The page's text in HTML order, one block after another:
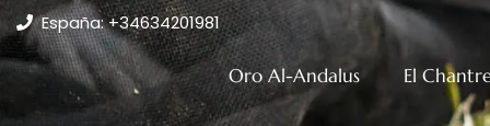
España:+34634201981
Oro Al-Andalus El